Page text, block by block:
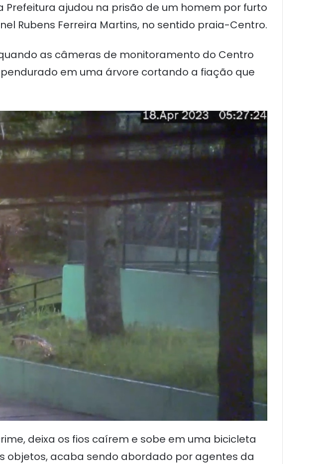
ajudou na prisão de um homem por furto
Rubens Ferreira Martins, no sentido praia-Centro.
as câmeras de monitoramento do Centro
em uma árvore cortando a fiação que
deixa os fios caírem e sobe em uma bicicleta
objetos, acaba sendo abordado por agentes da